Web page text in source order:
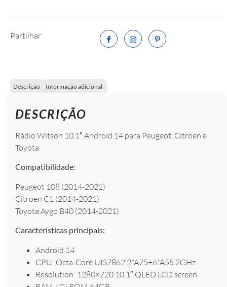
Partilhar
Descrição Informação adicional
DESCRIÇÃO
Rádio Witson 10.1″ Android 14 para Peugeot, Citroen e
Toyota
Compatibilidade:
Peugeot 108 (2014-2021)
Citroen C1 (2014-2021)
Toyota Aygo B40 (2014-2021)
Características principais:
Android 14
CPU: Octa-Core UIS7862 2*A75+6*A55 2GHz
Resolution: 1280×720 10.1″ QLED LCD screen